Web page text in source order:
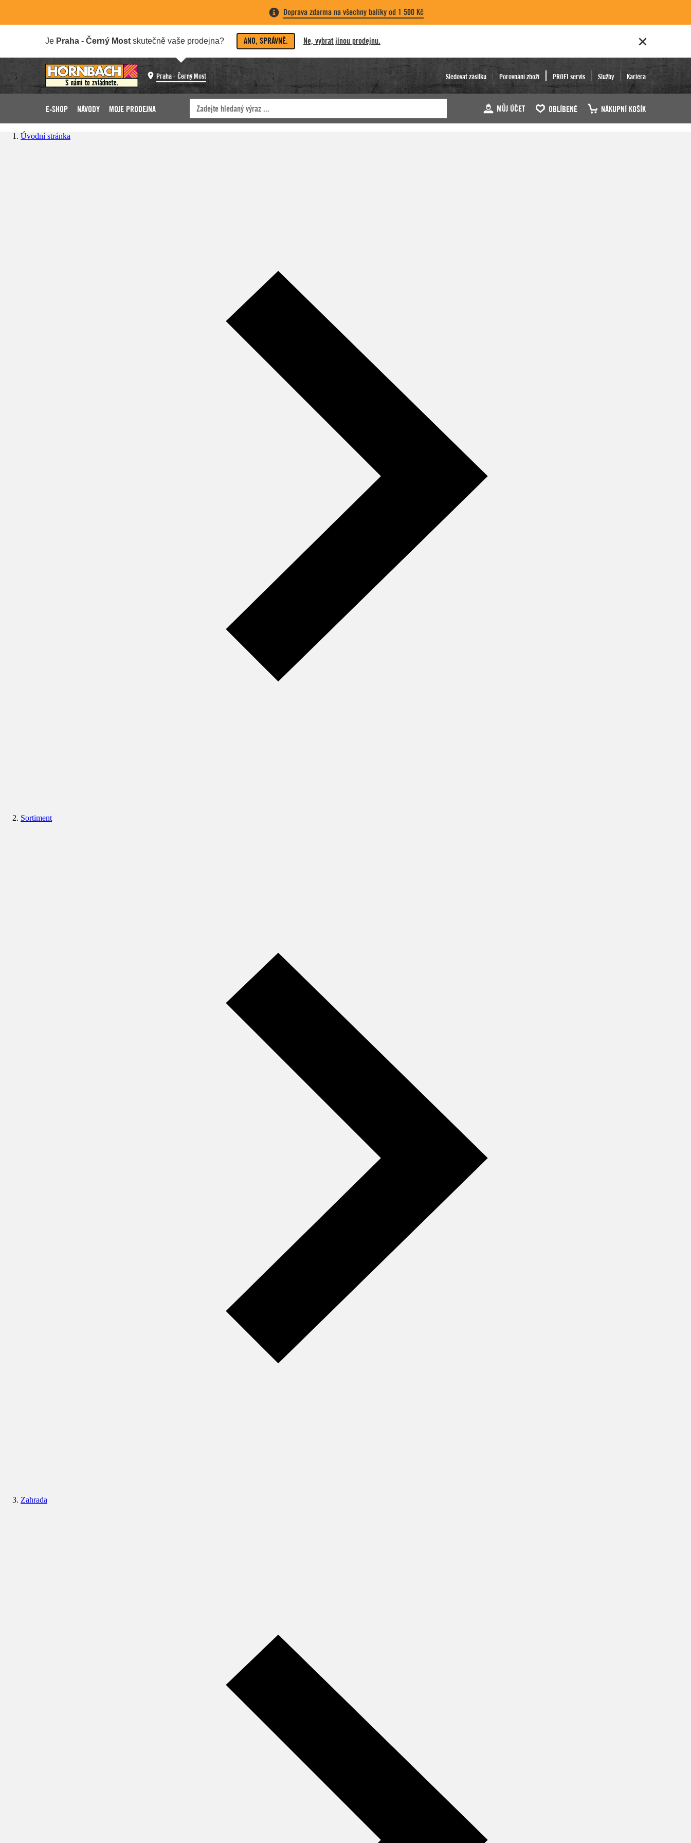
Doprava zdarma na všechny balíky od 1 500 Kč
Je Praha - Černý Most skutečně vaše prodejna? ANO, SPRÁVNĚ. Ne, vybrat jinou prodejnu.
Praha - Černý Most Sledovat zásilku Porovnání zboží PROFI servis Služby Kariéra
E-SHOP NÁVODY MOJE PRODEJNA MŮJ ÚČET OBLÍBENÉ NÁKUPNÍ KOŠÍK
Úvodní stránka
Sortiment
Zahrada